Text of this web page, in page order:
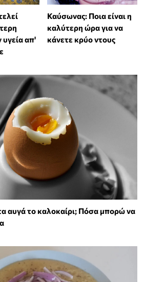
υγεία απ'
Καύσωνας: Ποια είναι η
καλύτερη ώρα για να
κάνετε κρύο ντους
αυγά το καλοκαίρι; Πόσα μπορώ να